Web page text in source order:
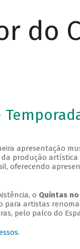
do
apresentação
produção artística
oferecendo
o Quintas no
para artistas
pelo palco do
.